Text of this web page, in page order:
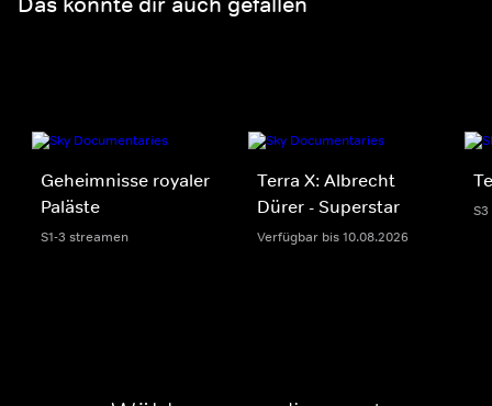
Geheimnisse royaler
Paläste
S1-3 streamen
Terra X: Albrecht
Dürer - Superstar
Verfügbar bis 10.08.2026